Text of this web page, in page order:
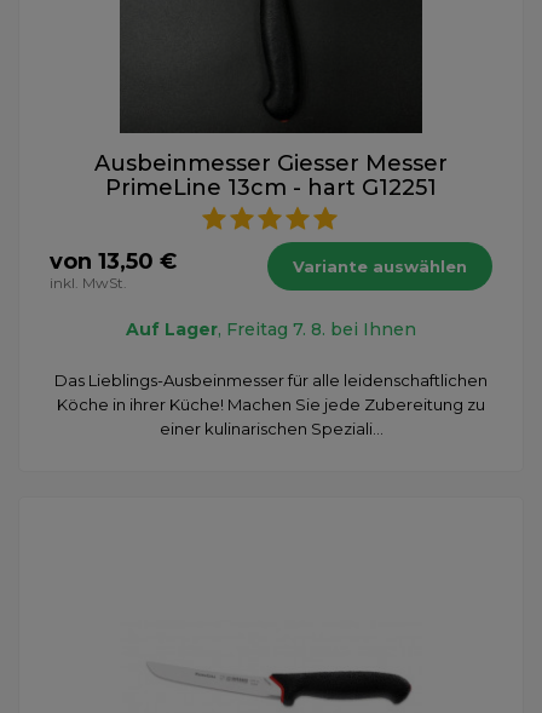
Ausbeinmesser Giesser Messer
PrimeLine 13cm - hart G12251
von 13,50 €
inkl. MwSt.
Variante auswählen
Auf Lager, Freitag 7. 8. bei Ihnen
Das Lieblings-Ausbeinmesser für alle leidenschaftlichen
Köche in ihrer Küche! Machen Sie jede Zubereitung zu
einer kulinarischen Speziali...